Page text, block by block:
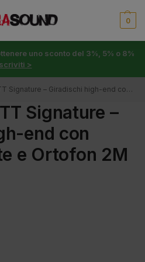
0
uno sconto del 3%, 5% o 8%
>
– Giradischi high-end con telaio flottante e Ortofon 2M Black
Signature –
end con
e Ortofon 2M